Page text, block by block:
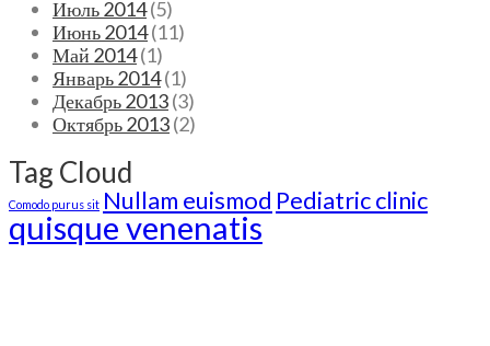
Июль 2014(5)
Июнь 2014(11)
Май 2014(1)
Январь 2014(1)
Декабрь 2013(3)
Октябрь 2013(2)
Tag Cloud
Comodo purus sit Nullam euismod Pediatric clinic
quisque venenatis